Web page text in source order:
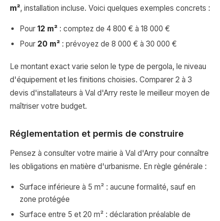
m², installation incluse. Voici quelques exemples concrets :
Pour 12 m² : comptez de 4 800 € à 18 000 €
Pour 20 m² : prévoyez de 8 000 € à 30 000 €
Le montant exact varie selon le type de pergola, le niveau
d'équipement et les finitions choisies. Comparer 2 à 3
devis d'installateurs à Val d'Arry reste le meilleur moyen de
maîtriser votre budget.
Réglementation et permis de construire
Pensez à consulter votre mairie à Val d'Arry pour connaître
les obligations en matière d'urbanisme. En règle générale :
Surface inférieure à 5 m² : aucune formalité, sauf en
zone protégée
Surface entre 5 et 20 m² : déclaration préalable de